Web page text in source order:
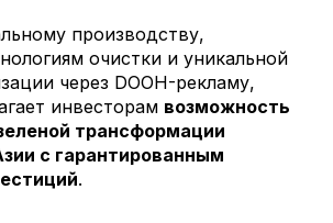
производству,
очистки и уникальной
через DOOH-рекламу,
инвесторам возможность
трансформации
с гарантированным
.